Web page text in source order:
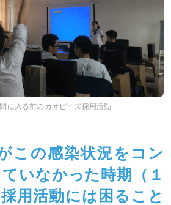
に入る前のカオピーズ採用活動
この感染状況をコン
いなかった時期（１
用活動には困ること